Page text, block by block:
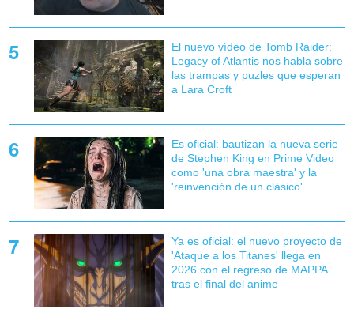
El nuevo vídeo de Tomb Raider:
Legacy of Atlantis nos habla sobre
las trampas y puzles que esperan
a Lara Croft
Es oficial: bautizan la nueva serie
de Stephen King en Prime Video
como 'una obra maestra' y la
'reinvención de un clásico'
Ya es oficial: el nuevo proyecto de
'Ataque a los Titanes' llega en
2026 con el regreso de MAPPA
tras el final del anime